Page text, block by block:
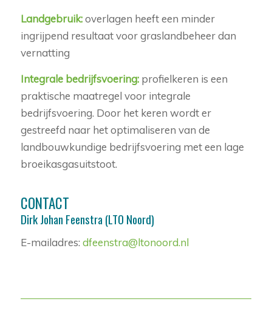
Landgebruik:overlagen heeft een minder
ingrijpend resultaat voor graslandbeheer dan
vernatting
Integrale bedrijfsvoering:profielkeren is een
praktische maatregel voor integrale
bedrijfsvoering. Door het keren wordt er
gestreefd naar het optimaliseren van de
landbouwkundige bedrijfsvoering met een lage
broeikasgasuitstoot.
CONTACT
Dirk Johan Feenstra (LTO Noord)
E-mailadres: dfeenstra@ltonoord.nl